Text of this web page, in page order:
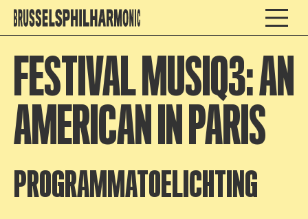
FESTIVAL MUSIQ3: AN
AMERICAN IN PARIS
PROGRAMMATOELICHTING